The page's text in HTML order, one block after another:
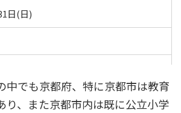
日(日)
中でも京都府、特に京都市は教育
り、また京都市内は既に公立小学